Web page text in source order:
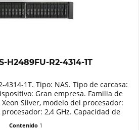
H2489FU-R2-4314-1T
4314-1T. Tipo: NAS. Tipo de carcasa:
Gran empresa. Familia de
Silver, modelo del procesador:
2,4 GHz. Capacidad de
Contenido 1